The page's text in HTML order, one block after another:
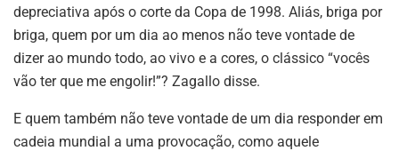
depreciativa após o corte da Copa de 1998. Aliás, briga por
briga, quem por um dia ao menos não teve vontade de
dizer ao mundo todo, ao vivo e a cores, o clássico “vocês
vão ter que me engolir!”? Zagallo disse.
E quem também não teve vontade de um dia responder em
cadeia mundial a uma provocação, como aquele